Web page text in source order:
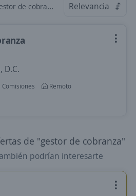
en Caquetá Relevancia
D.C.
Comisiones
Remoto
de "gestor de cobranza"
podrían interesarte